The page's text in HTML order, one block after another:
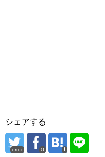
シェアする
error 0